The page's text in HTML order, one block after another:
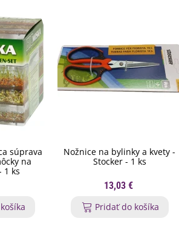
súprava
na
1 ks
Nožnice na bylinky a kvety -
Stocker - 1 ks
13,03 €
Pridať do košíka